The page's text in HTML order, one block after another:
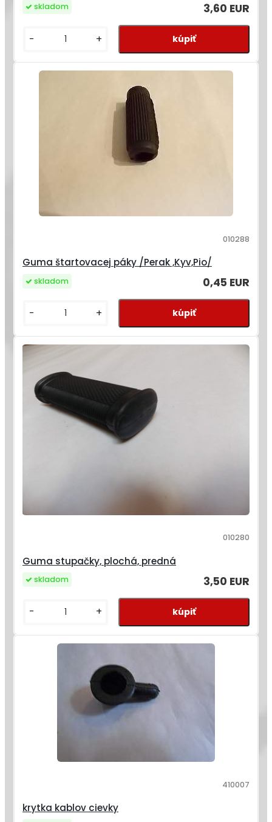
3,60 EUR
skladom
- +
Guma štartovacej páky /Perak ,Kyv,Pio/
010288
0,45 EUR
skladom
- +
Guma stupačky, plochá, predná
010280
3,50 EUR
skladom
- +
krytka kablov cievky
410007